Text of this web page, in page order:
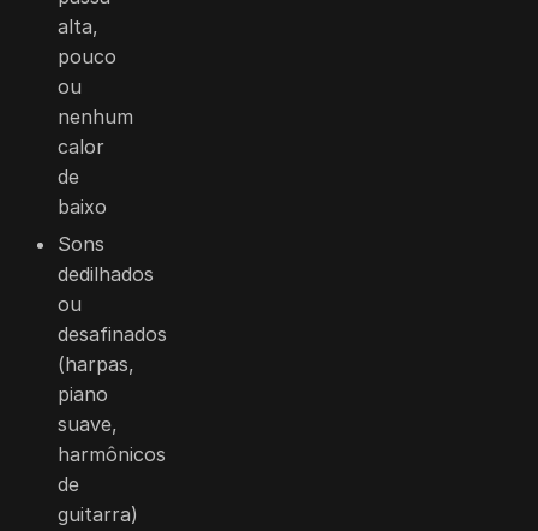
alta,
pouco
ou
nenhum
calor
de
baixo
Sons
dedilhados
ou
desafinados
(harpas,
piano
suave,
harmônicos
de
guitarra)